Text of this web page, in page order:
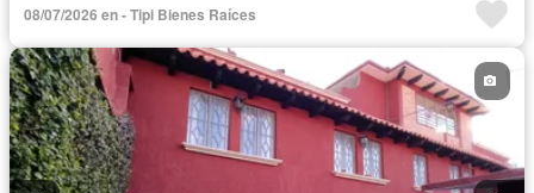
08/07/2026 en - Tipi Bienes Raíces